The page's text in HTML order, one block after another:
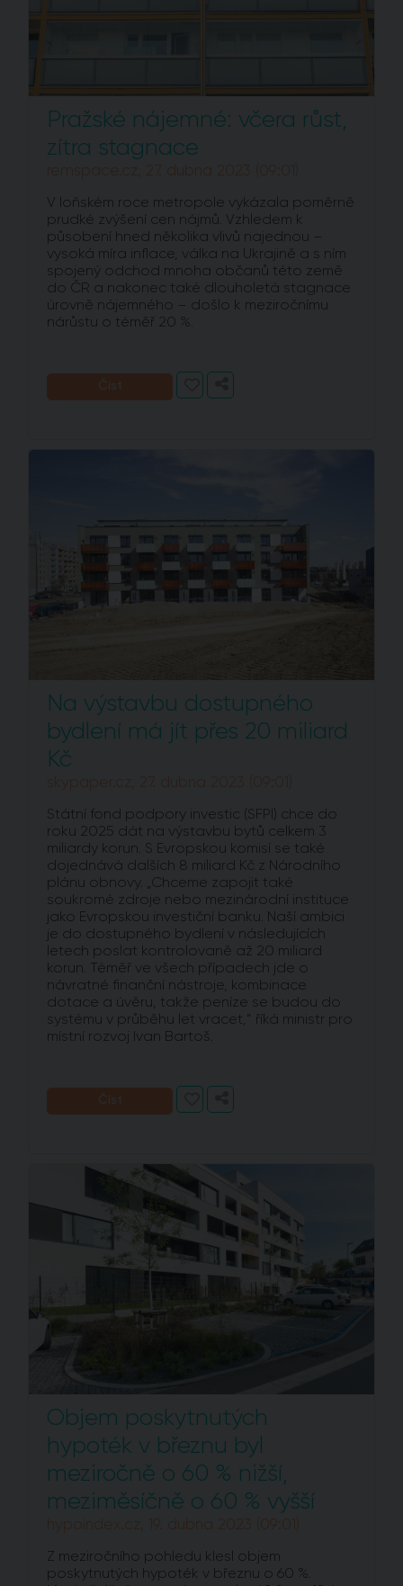
Pražské nájemné: včera růst,
zítra stagnace
remspace.cz, 27. dubna 2023 (09:01)
V loňském roce metropole vykázala poměrně
prudké zvýšení cen nájmů. Vzhledem k
působení hned několika vlivů najednou –
vysoká míra inflace, válka na Ukrajině a s ním
spojený odchod mnoha občanů této země
do ČR a nakonec také dlouholetá stagnace
úrovně nájemného – došlo k meziročnímu
nárůstu o téměř 20 %.
Číst
Na výstavbu dostupného
bydlení má jít přes 20 miliard
Kč
skypaper.cz, 27. dubna 2023 (09:01)
Státní fond podpory investic (SFPI) chce do
roku 2025 dát na výstavbu bytů celkem 3
miliardy korun. S Evropskou komisí se také
dojednává dalších 8 miliard Kč z Národního
plánu obnovy. „Chceme zapojit také
soukromé zdroje nebo mezinárodní instituce
jako Evropskou investiční banku. Naší ambici
je do dostupného bydlení v následujících
letech poslat kontrolovaně až 20 miliard
korun. Téměř ve všech případech jde o
návratné finanční nástroje, kombinace
dotace a úvěru, takže peníze se budou do
systému v průběhu let vracet,“ říká ministr pro
místní rozvoj Ivan Bartoš.
Číst
Objem poskytnutých
hypoték v březnu byl
meziročně o 60 % nižší,
meziměsíčně o 60 % vyšší
hypoindex.cz, 19. dubna 2023 (09:01)
Z meziročního pohledu klesl objem
poskytnutých hypoték v březnu o 60 %.